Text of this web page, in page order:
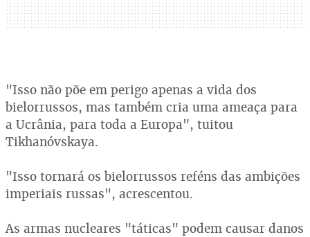
"Isso não põe em perigo apenas a vida dos
bielorrussos, mas também cria uma ameaça para
a Ucrânia, para toda a Europa", tuitou
Tikhanóvskaya.
"Isso tornará os bielorrussos reféns das ambições
imperiais russas", acrescentou.
As armas nucleares "táticas" podem causar danos